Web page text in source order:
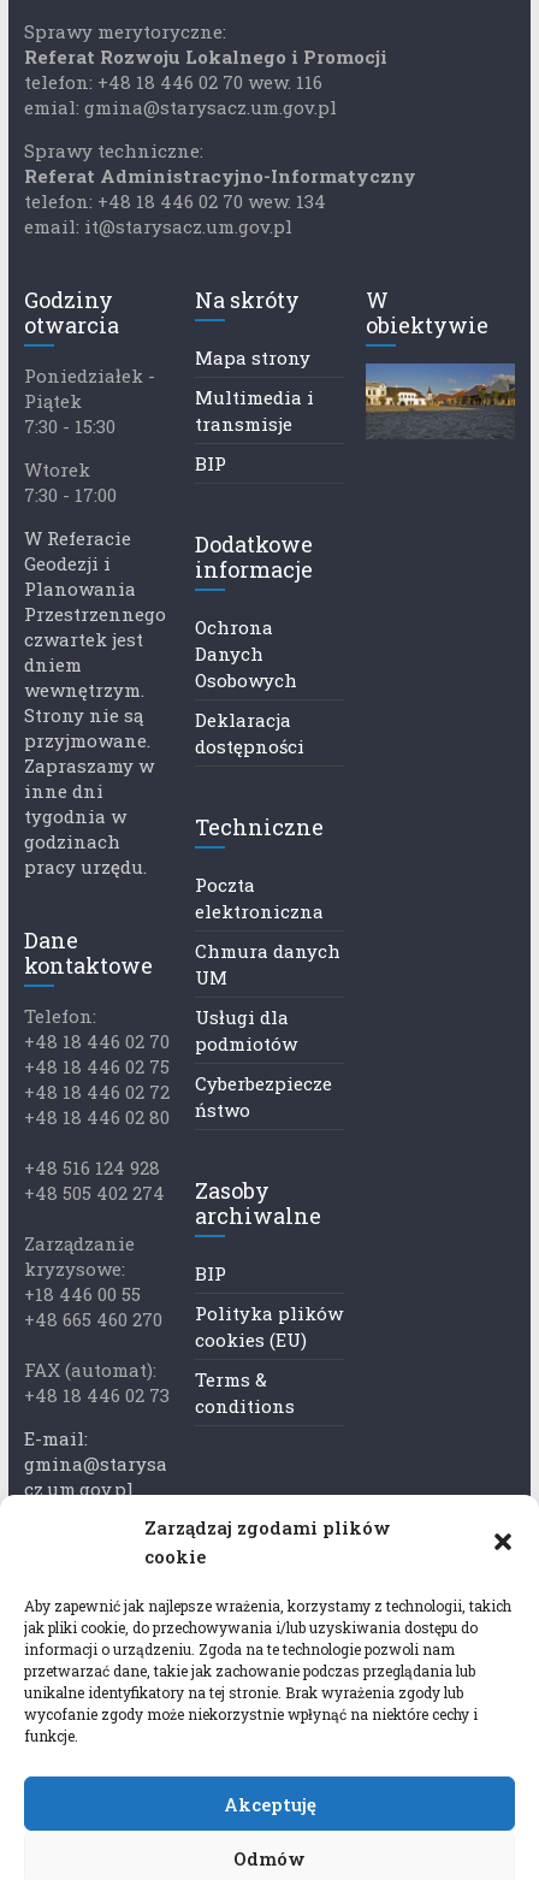
Zarządzaj zgodami plików
cookie
Aby zapewnić jak najlepsze wrażenia, korzystamy z technologii, takich
jak pliki cookie, do przechowywania i/lub uzyskiwania dostępu do
informacji o urządzeniu. Zgoda na te technologie pozwoli nam
przetwarzać dane, takie jak zachowanie podczas przeglądania lub
unikalne identyfikatory na tej stronie. Brak wyrażenia zgody lub
wycofanie zgody może niekorzystnie wpłynąć na niektóre cechy i
funkcje.
Akceptuję
Odmów
Sprawy merytoryczne:
Referat Rozwoju Lokalnego i Promocji
telefon: +48 18 446 02 70 wew. 116
emial: gmina@starysacz.um.gov.pl
Sprawy techniczne:
Referat Administracyjno-Informatyczny
telefon: +48 18 446 02 70 wew. 134
email: it@starysacz.um.gov.pl
Godziny
otwarcia
Poniedziałek -
Piątek
7:30 - 15:30
Wtorek
7:30 - 17:00
W Referacie
Geodezji i
Planowania
Przestrzennego
czwartek jest
dniem
wewnętrzym.
Strony nie są
przyjmowane.
Zapraszamy w
inne dni
tygodnia w
godzinach
pracy urzędu.
Dane
kontaktowe
Telefon:
+48 18 446 02 70
+48 18 446 02 75
+48 18 446 02 72
+48 18 446 02 80
+48 516 124 928
+48 505 402 274
Zarządzanie
kryzysowe:
+18 446 00 55
+48 665 460 270
FAX (automat):
+48 18 446 02 73
E-mail:
gmina@starysa
cz.um.gov.pl
Adres skrzynki
rytka
Adres do e-
Doręczeń:
AEL-97528-
78647-USWGJ-
Na skróty
Mapa strony
Multimedia i
transmisje
BIP
Dodatkowe
informacje
Ochrona
Danych
Osobowych
Deklaracja
dostępności
Techniczne
Poczta
elektroniczna
Chmura danych
UM
Usługi dla
podmiotów
Cyberbezpiecze
ństwo
Zasoby
archiwalne
BIP
Polityka plików
cookies (EU)
Terms &
conditions
W
obiektywie